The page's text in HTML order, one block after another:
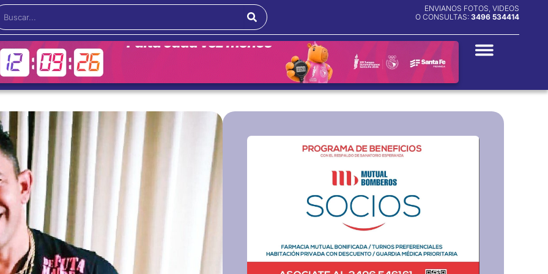
ENVIANOS FOTOS, VIDEOS
O CONSULTAS: 3496 534414